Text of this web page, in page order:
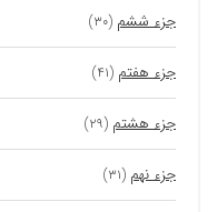
جزء ششم (۳۰)
جزء هفتم (۴۱)
جزء هشتم (۲۹)
جزء نهم (۳۱)